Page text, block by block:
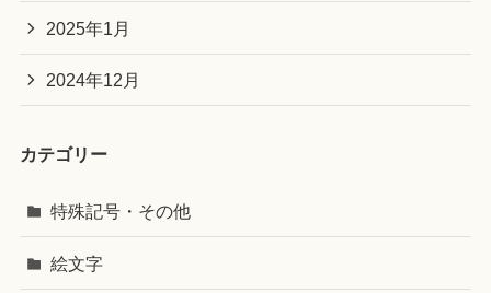
2025年1月
2024年12月
カテゴリー
特殊記号・その他
絵文字